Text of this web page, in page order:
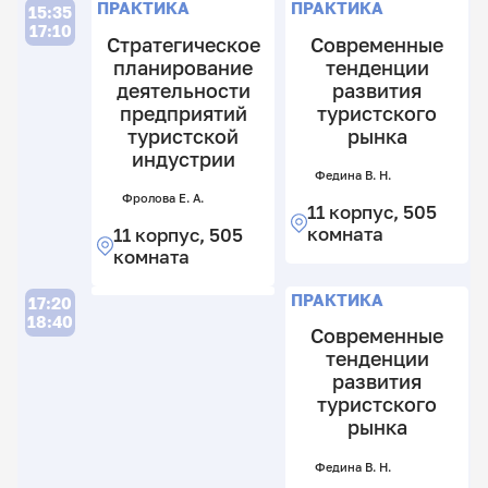
15:35
17:10
ПРАКТИКА
Стратегическое
планирование
деятельности
предприятий
туристской
индустрии
Фролова Е. А.
11 корпус, 505
комната
ПРАКТИКА
Современные
тенденции
развития
туристского
рынка
Федина В. Н.
11 корпус, 505
комната
17:20
18:40
ПРАКТИКА
Современные
тенденции
развития
туристского
рынка
Федина В. Н.